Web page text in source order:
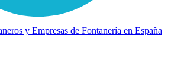
y Empresas de Fontanería en España